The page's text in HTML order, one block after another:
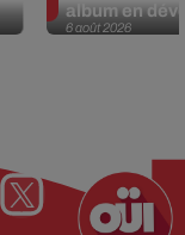
6 août 2026
album en